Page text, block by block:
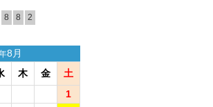
8 8 2
8月
木 金
土
1